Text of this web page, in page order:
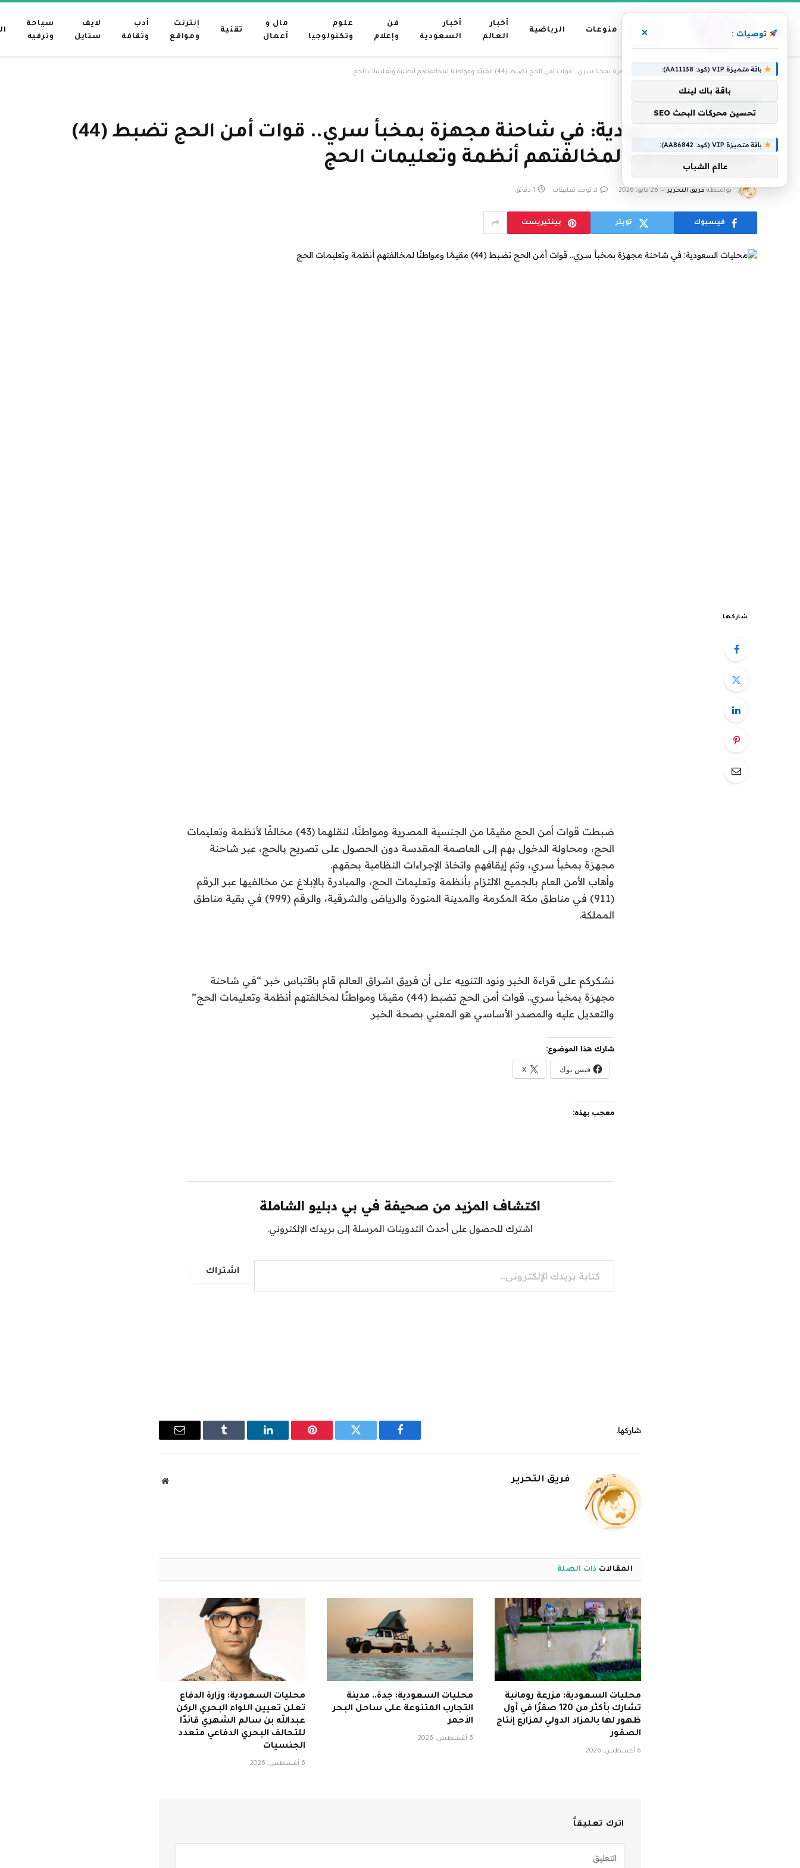
رئيسية
منوعات الرياضية
أخبار
العالم
أخبار
السعودية
فن
وإعلام
علوم
وتكنولوجيا
مال و
أعمال
تقنية
إنترنت
ومواقع
أدب
وثقافة
لايف
ستايل
سياحة
وترفيه
الرئيسية » محليات السعودية: في شاحنة مجهزة بمخبأ سري.. قوات أمن الحج تضبط (44) مقيمًا ومواطنًا لمخالفتهم أنظمة وتعليمات الحج
محليات السعودية: في شاحنة مجهزة بمخبأ سري.. قوات أمن الحج تضبط (44)
مقيمًا ومواطنًا لمخالفتهم أنظمة وتعليمات الحج
بواسطة فريق التحرير 26 مايو، 2026 لا توجد تعليقات 1 دقائق
فيسبوك تويتر بينتيريست
شاركها
ضبطت قوات أمن الحج مقيمًا من الجنسية المصرية ومواطنًا، لنقلهما (43) مخالفًا لأنظمة وتعليمات
الحج، ومحاولة الدخول بهم إلى العاصمة المقدسة دون الحصول على تصريح بالحج، عبر شاحنة
مجهزة بمخبأ سري، وتم إيقافهم واتخاذ الإجراءات النظامية بحقهم.
وأهاب الأمن العام بالجميع الالتزام بأنظمة وتعليمات الحج، والمبادرة بالإبلاغ عن مخالفيها عبر الرقم
(911) في مناطق مكة المكرمة والمدينة المنورة والرياض والشرقية، والرقم (999) في بقية مناطق
المملكة.
نشكركم على قراءة الخبر ونود التنويه على أن فريق اشراق العالم قام باقتباس خبر “في شاحنة
مجهزة بمخبأ سري.. قوات أمن الحج تضبط (44) مقيمًا ومواطنًا لمخالفتهم أنظمة وتعليمات الحج”
والتعديل عليه والمصدر الأساسي هو المعني بصحة الخبر
شارك هذا الموضوع:
فيس بوك X
معجب بهذه:
اكتشاف المزيد من صحيفة في بي دبليو الشاملة
اشترك للحصول على أحدث التدوينات المرسلة إلى بريدك الإلكتروني.
كتابة بريدك الإلكتروني...
اشتراك
شاركها.
فيسبوك تويتر بينتيريستلينكدإن Tumblr
البريد
فريق التحرير
موقع
المقالات ذات الصلة
محليات السعودية: مزرعة رومانية
تشارك بأكثر من 120 صقرًا في أول
ظهور لها بالمزاد الدولي لمزارع إنتاج
الصقور
6 أغسطس، 2026
محليات السعودية: جدة.. مدينة
التجارب المتنوعة على ساحل البحر
الأحمر
6 أغسطس، 2026
محليات السعودية: وزارة الدفاع
تعلن تعيين اللواء البحري الركن
عبدالله بن سالم الشهري قائدًا
للتحالف البحري الدفاعي متعدد
الجنسيات
6 أغسطس، 2026
اترك تعليقاً
توصيات : ×
باقة متميزة VIP (كود: AA11138):
باقة باك لينك
تحسين محركات البحث SEO
باقة متميزة VIP (كود: AA86842):
عالم الشباب